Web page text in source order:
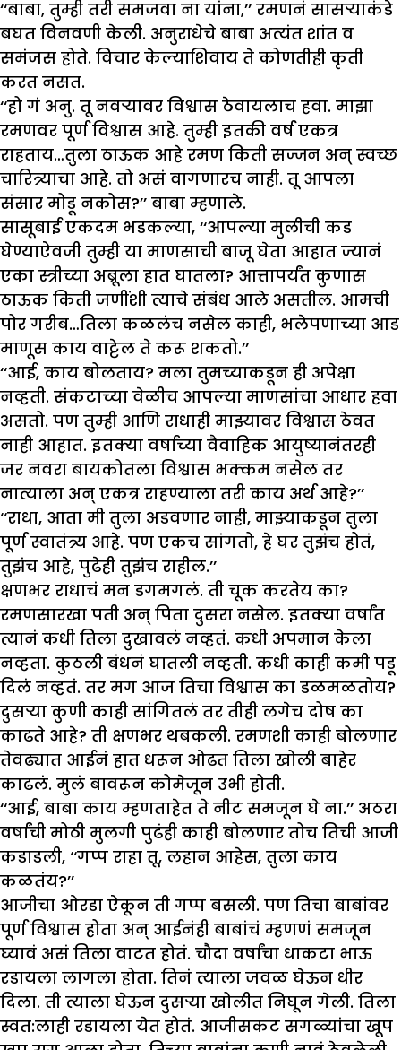
‘‘बाबा, तुम्ही तरी समजवा ना यांना,’’ रमणनं सासऱ्याकंडे
बघत विनवणी केली. अनुराधेचे बाबा अत्यंत शांत व
समंजस होते. विचार केल्याशिवाय ते कोणतीही कृती
करत नसत.
‘‘हो गं अनु. तू नवऱ्यावर विश्वास ठेवायलाच हवा. माझा
रमणवर पूर्ण विश्वास आहे. तुम्ही इतकी वर्ष एकत्र
राहताय…तुला ठाऊक आहे रमण किती सज्जन अन् स्वच्छ
चारित्र्याचा आहे. तो असं वागणारच नाही. तू आपला
संसार मोडू नकोस?’’ बाबा म्हणाले.
सासूबाई एकदम भडकल्या, ‘‘आपल्या मुलीची कड
घेण्याऐवजी तुम्ही या माणसाची बाजू घेता आहात ज्यानं
एका स्त्रीच्या अब्रूला हात घातला? आत्तापर्यंत कुणास
ठाऊक किती जणींशी त्याचे संबंध आले असतील. आमची
पोर गरीब…तिला कळलंच नसेल काही, भलेपणाच्या आड
माणूस काय वाट्टेल ते करू शकतो.’’
‘‘आई, काय बोलताय? मला तुमच्याकडून ही अपेक्षा
नव्हती. संकटाच्या वेळीच आपल्या माणसांचा आधार हवा
असतो. पण तुम्ही आणि राधाही माझ्यावर विश्वास ठेवत
नाही आहात. इतक्या वर्षांच्या वैवाहिक आयुष्यानंतरही
जर नवरा बायकोतला विश्वास भक्कम नसेल तर
नात्याला अन् एकत्र राहण्याला तरी काय अर्थ आहे?’’
‘‘राधा, आता मी तुला अडवणार नाही, माझ्याकडून तुला
पूर्ण स्वातंत्र्य आहे. पण एकच सांगतो, हे घर तुझंच होतं,
तुझंच आहे, पुढेही तुझंच राहील.’’
क्षणभर राधाचं मन डगमगलं. ती चूक करतेय का?
रमणसारखा पती अन् पिता दुसरा नसेल. इतक्या वर्षांत
त्यानं कधी तिला दुखावलं नव्हतं. कधी अपमान केला
नव्हता. कुठली बंधनं घातली नव्हती. कधी काही कमी पडू
दिलं नव्हतं. तर मग आज तिचा विश्वास का डळमळतोय?
दुसऱ्या कुणी काही सांगितलं तर तीही लगेच दोष का
काढते आहे? ती क्षणभर थबकली. रमणशी काही बोलणार
तेवढ्यात आईनं हात धरून ओढत तिला खोली बाहेर
काढलं. मुलं बावरून कोमेजून उभी होती.
‘‘आई, बाबा काय म्हणताहेत ते नीट समजून घे ना.’’ अठरा
वर्षांची मोठी मुलगी पुढंही काही बोलणार तोच तिची आजी
कडाडली, ‘‘गप्प राहा तू, लहान आहेस, तुला काय
कळतंय?’’
आजीचा ओरडा ऐकून ती गप्प बसली. पण तिचा बाबांवर
पूर्ण विश्वास होता अन् आईनंही बाबांचं म्हणणं समजून
घ्यावं असं तिला वाटत होतं. चौदा वर्षांचा धाकटा भाऊ
रडायला लागला होता. तिनं त्याला जवळ घेऊन धीर
दिला. ती त्याला घेऊन दुसऱ्या खोलीत निघून गेली. तिला
स्वत:लाही रडायला येत होतं. आजीसकट सगळ्यांचा खूप